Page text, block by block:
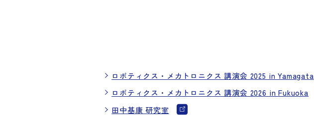
ロボティクス・メカトロニクス 講演会 2025 in Yamagata
ロボティクス・メカトロニクス 講演会 2026 in Fukuoka
田中基康 研究室